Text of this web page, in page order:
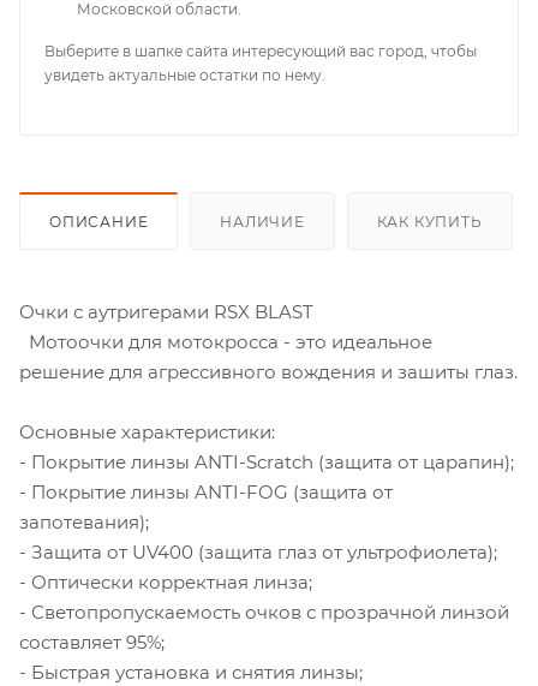
Московской области.
Выберите в шапке сайта интересующий вас город, чтобы
увидеть актуальные остатки по нему.
ОПИСАНИЕ НАЛИЧИЕ КАК КУПИТЬ
Очки с аутригерами RSX BLAST
Мотоочки для мотокросса - это идеальное
решение для агрессивного вождения и зашиты глаз.
Основные характеристики:
- Покрытие линзы ANTI-Scratch (защита от царапин);
- Покрытие линзы ANTI-FOG (защита от
запотевания);
- Защита от UV400 (защита глаз от ультрофиолета);
- Оптически корректная линза;
- Светопропускаемость очков с прозрачной линзой
составляет 95%;
- Быстрая установка и снятия линзы;